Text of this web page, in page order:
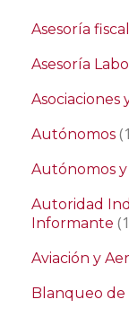
Asesoría fiscal
Asesoría
Asociaciones
Autónomos
Autónomos y
Autoridad
Informante
Aviación y
Blanqueo de